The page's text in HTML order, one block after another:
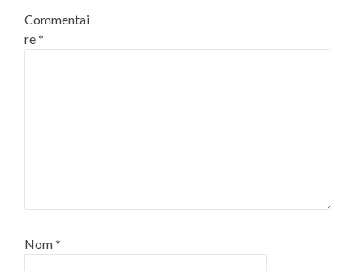
Commentai
re*
Nom*